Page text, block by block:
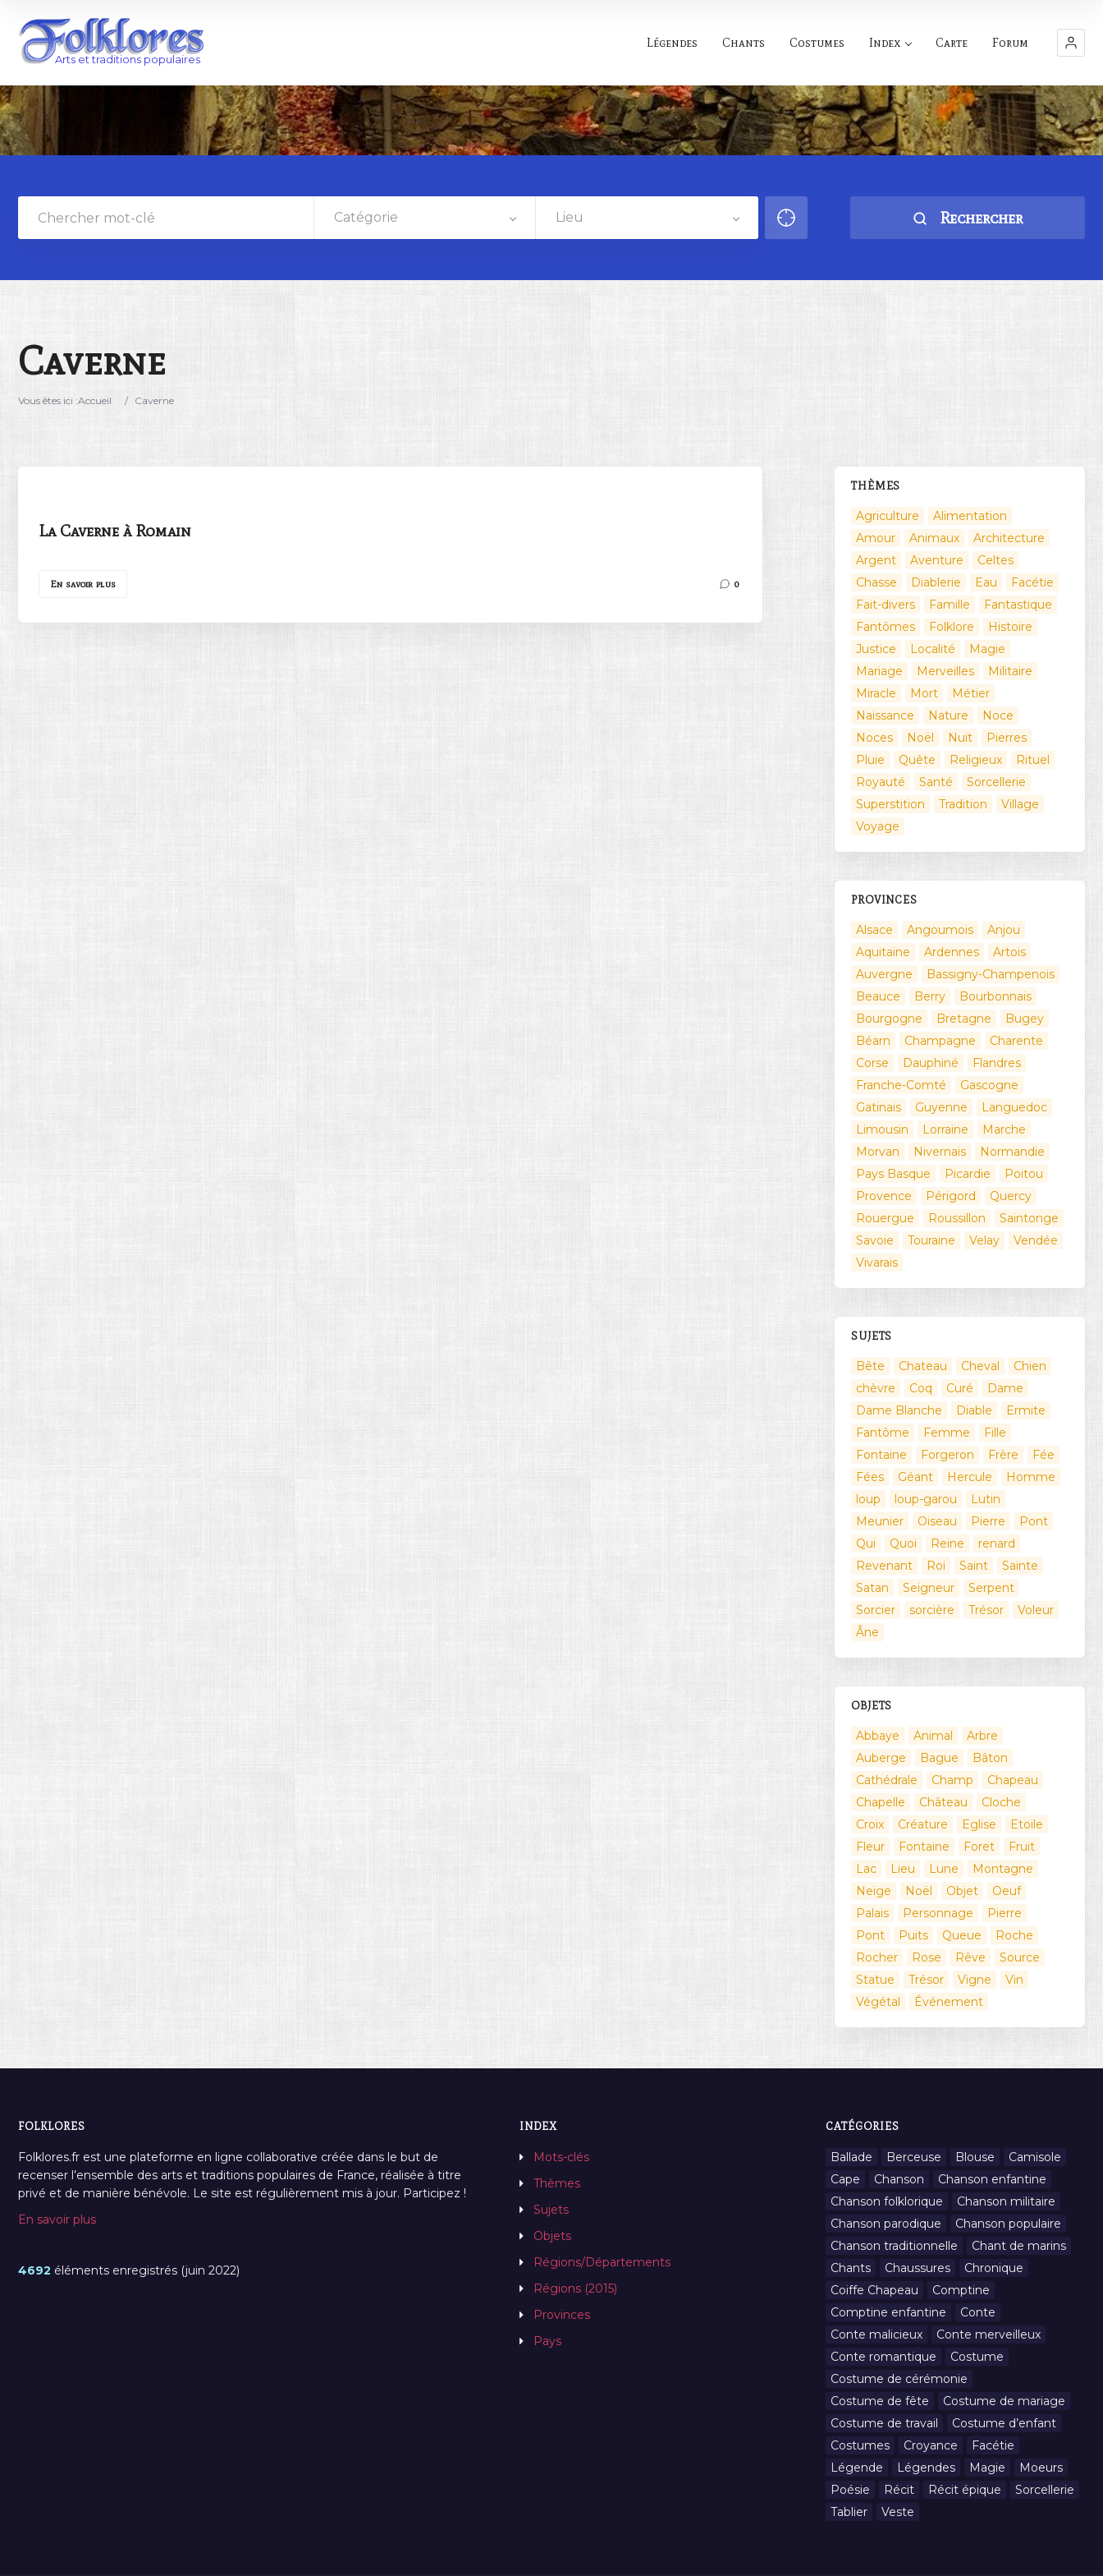
Légendes Chants Costumes Index Carte Forum
Catégorie Lieu Rechercher
Caverne
Vous êtes ici :Accueil / Caverne
La Caverne à Romain
En savoir plus 0
THÈMES
Agriculture
Alimentation
Amour
Animaux
Architecture
Argent
Aventure
Celtes
Chasse
Diablerie Eau
Facétie
Fait-divers
Famille
Fantastique
Fantômes
Folklore
Histoire
Justice
Localité
Magie
Mariage
Merveilles
Militaire
Miracle
Mort
Métier
Naissance
Nature
Noce
Noces
Noël Nuit
Pierres
Pluie
Quête Religieux
Rituel
Royauté
Santé
Sorcellerie
Superstition
Tradition
Village
Voyage
PROVINCES
Alsace Angoumois
Anjou
Aquitaine
Ardennes
Artois
Auvergne
Bassigny-Champenois
Beauce
Berry
Bourbonnais
Bourgogne
Bretagne
Bugey
Béarn
Champagne
Charente
Corse
Dauphiné
Flandres
Franche-Comté
Gascogne
Gatinais
Guyenne
Languedoc
Limousin
Lorraine
Marche
Morvan
Nivernais
Normandie
Pays Basque
Picardie
Poitou
Provence
Périgord
Quercy
Rouergue
Roussillon
Saintonge
Savoie
Touraine Velay
Vendée
Vivarais
SUJETS
Bête Chateau Cheval
Chien
chèvre
Coq Curé
Dame
Dame Blanche
Diable
Ermite
Fantôme
Femme
Fille
Fontaine
Forgeron Frère
Fée
Fées
Géant Hercule
Homme
loup
loup-garou
Lutin
Meunier
Oiseau Pierre
Pont
Qui
Quoi Reine
renard
Revenant
Roi Saint
Sainte
Satan
Seigneur
Serpent
Sorcier
sorcière Trésor
Voleur
Âne
OBJETS
Abbaye Animal
Arbre
Auberge
Bague
Bâton
Cathédrale
Champ
Chapeau
Chapelle
Château
Cloche
Croix
Créature Eglise
Etoile
Fleur
Fontaine Foret
Fruit
Lac
Lieu Lune
Montagne
Neige
Noël Objet
Oeuf
Palais
Personnage
Pierre
Pont
Puits Queue
Roche
Rocher
Rose Rêve
Source
Statue
Trésor Vigne
Vin
Végétal
Événement
FOLKLORES
Folklores.fr est une plateforme en ligne collaborative créée dans le but de
recenser l’ensemble des arts et traditions populaires de France, réalisée à titre
privé et de manière bénévole. Le site est régulièrement mis à jour. Participez !
En savoir plus
4692 éléments enregistrés (juin 2022)
INDEX
Mots-clés
Thèmes
Sujets
Objets
Régions/Départements
Régions (2015)
Provinces
Pays
CATÉGORIES
Ballade Berceuse Blouse
Camisole
Cape
Chanson
Chanson enfantine
Chanson folklorique
Chanson militaire
Chanson parodique
Chanson populaire
Chanson traditionnelle
Chant de marins
Chants
Chaussures
Chronique
Coiffe Chapeau
Comptine
Comptine enfantine
Conte
Conte malicieux
Conte merveilleux
Conte romantique
Costume
Costume de cérémonie
Costume de fête
Costume de mariage
Costume de travail
Costume d’enfant
Costumes
Croyance
Facétie
Légende
Légendes Magie
Moeurs
Poésie
Récit Récit épique
Sorcellerie
Tablier
Veste